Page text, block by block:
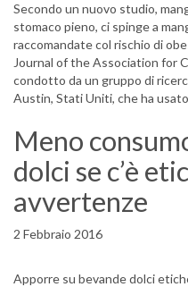
Secondo un nuovo studio,
stomaco pieno, ci spinge a
raccomandate col rischio di
Journal of the Association for
condotto da un gruppo di
Austin, Stati Uniti, che ha
Meno
dolci se c’è
avvertenze
2 Febbraio 2016
Apporre su bevande dolci